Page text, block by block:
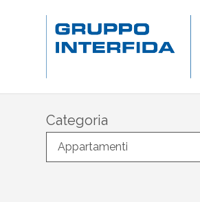
Categoria
Appartamenti